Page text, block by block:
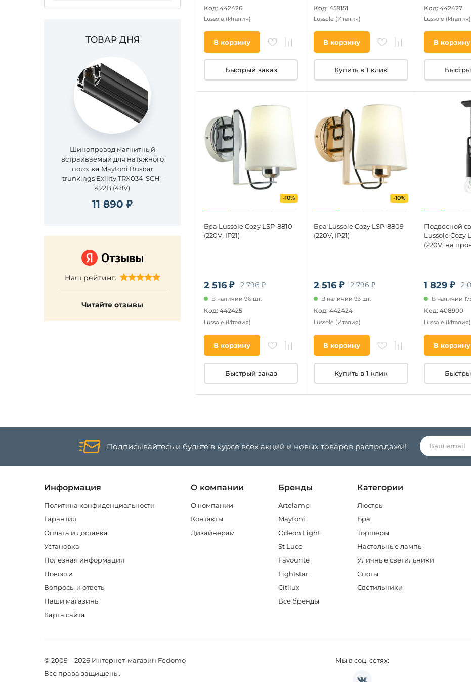
ТОВАР ДНЯ
Шинопровод магнитный
встраиваемый для натяжного
потолка Maytoni Busbar
trunkings Exility TRX034-SCH-
422B (48V)
11 890 ₽
Наш рейтинг:
Читайте отзывы
Код: 442426
Lussole (Италия)
В корзину
Быстрый заказ
Код: 459151
Lussole (Италия)
В корзину
Купить в 1 клик
Код: 442427
Lussole (Италия)
В корзину
2 516 ₽ 2 796 ₽
-10%
Бра Lussole Cozy LSP-8810
(220V, IP21)
В наличии 96 шт.
Код: 442425
Lussole (Италия)
В корзину
Быстрый заказ
2 516 ₽ 2 796 ₽
-10%
Бра Lussole Cozy LSP-8809
(220V, IP21)
В наличии 93 шт.
Код: 442424
Lussole (Италия)
В корзину
Купить в 1 клик
1 829 ₽ 2
Подвесной
Lussole Cozy
(220V, на
В наличии
Код: 408900
Lussole (Италия)
В корзину
Подписывайтесь и будьте в курсе всех акций и новых товаров распродажи!
Информация
Политика конфиденциальности
Гарантия
Оплата и доставка
Установка
Полезная информация
Новости
Вопросы и ответы
Наши магазины
Карта сайта
О компании
О компании
Контакты
Дизайнерам
Бренды
Artelamp
Maytoni
Odeon Light
St Luce
Favourite
Lightstar
Citilux
Все бренды
Категории
Люстры
Бра
Торшеры
Настольные лампы
Уличные светильники
Споты
Светильники
© 2009 – 2026 Интернет-магазин Fedomo
Все права защищены.
Мы в соц. сетях: